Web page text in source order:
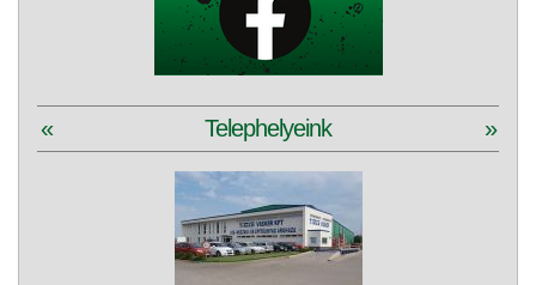
Telephelyeink
« »